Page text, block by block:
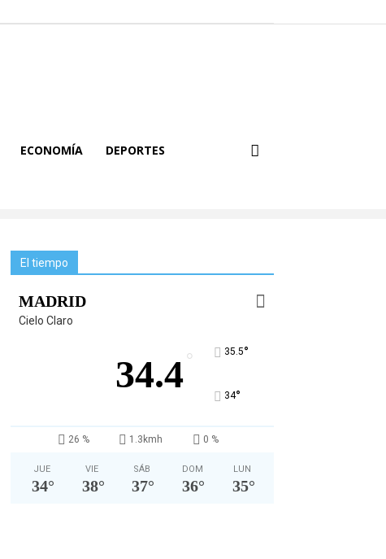
ECONOMÍA DEPORTES
El tiempo
MADRID
Cielo Claro
34.4° 35.5°
34°
26 % 1.3kmh 0 %
JUE
34°
VIE
38°
SÁB
37°
DOM
36°
LUN
35°